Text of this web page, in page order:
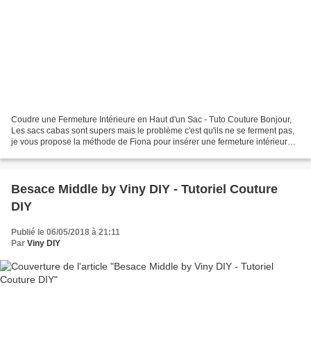
Coudre une Fermeture Intérieure en Haut d'un Sac - Tuto Couture Bonjour,
Les sacs cabas sont supers mais le problème c'est qu'ils ne se ferment pas,
je vous propose la méthode de Fiona pour insérer une fermeture intérieure
Besace Middle by Viny DIY - Tutoriel Couture
DIY
Publié le 06/05/2018 à 21:11
Par Viny DIY